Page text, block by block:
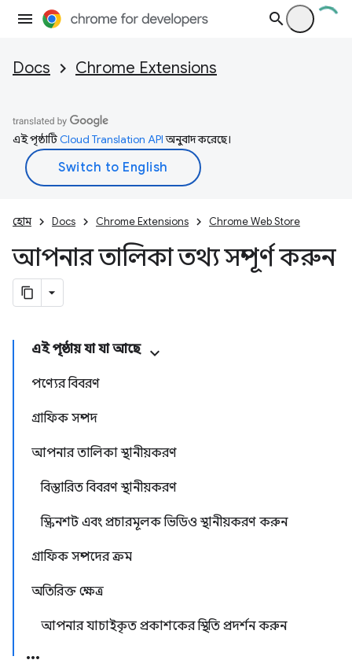
Docs Chrome Extensions
এই পৃষ্ঠাটিCloud Translation APIঅনুবাদ করেছে।
হোম Docs Chrome Extensions Chrome Web Store
আপনার তালিকা তথ্য সম্পূর্ণ করুন
এই পৃষ্ঠায় যা যা আছে
পণ্যের বিবরণ
গ্রাফিক সম্পদ
আপনার তালিকা স্থানীয়করণ
বিস্তারিত বিবরণ স্থানীয়করণ
স্ক্রিনশট এবং প্রচারমূলক ভিডিও স্থানীয়করণ করুন
গ্রাফিক সম্পদের ক্রম
অতিরিক্ত ক্ষেত্র
আপনার যাচাইকৃত প্রকাশকের স্থিতি প্রদর্শন করুন